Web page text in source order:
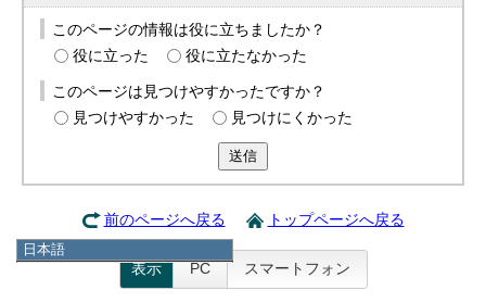
日本語
このページの情報は役に立ちましたか？
役に立った
役に立たなかった
このページは見つけやすかったですか？
見つけやすかった
見つけにくかった
送信
前のページへ戻る トップページへ戻る
表示 PC スマートフォン